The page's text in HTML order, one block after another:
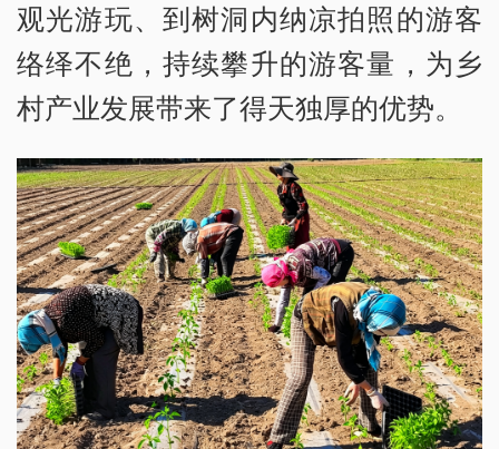
观光游玩、到树洞内纳凉拍照的游客
络绎不绝，持续攀升的游客量，为乡
村产业发展带来了得天独厚的优势。